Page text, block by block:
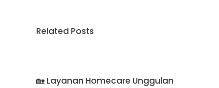
Related Posts
🏡 Layanan Homecare Unggulan